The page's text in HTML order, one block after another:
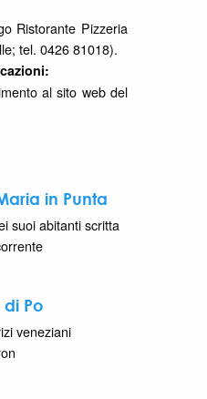
Ristorante Pizzeria
tel. 0426 81018).
al sito web del
in Punta
suoi abitanti scritta
Po
veneziani